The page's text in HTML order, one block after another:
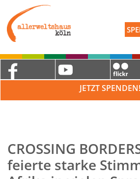
JETZT SPENDEN!
CROSSING
feierte starke